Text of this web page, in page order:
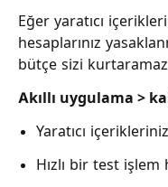
Eğer yaratıcı
hesaplarınız
bütçe sizi
Akıllı uygulama >
Yaratıcı
Hızlı bir test